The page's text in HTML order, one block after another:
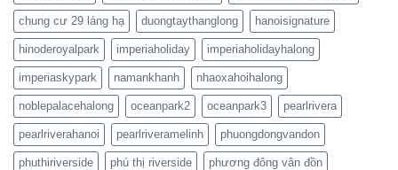
chung cư 29 láng hạ duongtaythanglong hanoisignature
hinoderoyalpark imperiaholiday imperiaholidayhalong
imperiaskypark namankhanh nhaoxahoihalong
noblepalacehalong oceanpark2 oceanpark3 pearlrivera
pearlriverahanoi pearlriveramelinh phuongdongvandon
phuthiriverside phú thị riverside phương đông vân đồn